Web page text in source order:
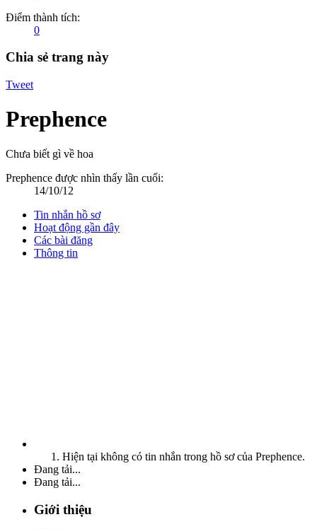
Điểm thành tích:
0
Chia sẻ trang này
Tweet
Prephence
Chưa biết gì về hoa
Prephence được nhìn thấy lần cuối:
14/10/12
Tin nhắn hồ sơ
Hoạt động gần đây
Các bài đăng
Thông tin
Hiện tại không có tin nhắn trong hồ sơ của Prephence.
Đang tải...
Đang tải...
Giới thiệu